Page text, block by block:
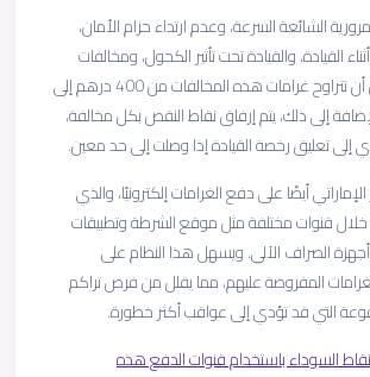
الشائعة السرعة، وعدم ارتداء حزام الأمان،
القيادة، والقيادة تحت تأثير الكحول، ومخالفات
ركن السيارة. يمكن أن تتراوح غرامات هذه المخالفات من 400 درهم إلى
بالإضافة إلى ذلك، يتم إرفاق نقاط النقص بكل مخالفة،
إلى تعليق رخصة القيادة إذا وصلت إلى حد معين.
أيضًا على دفع الغرامات إلكترونيًا، والذي
قنوات مختلفة مثل موقع الشرطة وتطبيقات
الصراف الآلي. ويسهل هذا النظام على
المفروضة عليهم، مما يقلل من فرص تراكم
التي قد تؤدي إلى عواقب أكثر خطورة.
السوداء باستخدام قنوات الدفع هذه